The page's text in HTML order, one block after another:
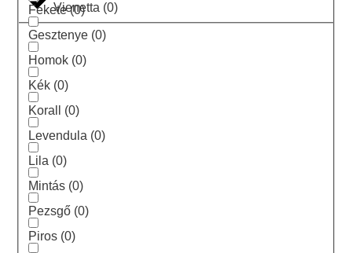
Vienetta (0)
Fekete(0)
Gesztenye (0)
Homok (0)
Kék (0)
Korall (0)
Levendula (0)
Lila (0)
Mintás (0)
Pezsgő (0)
Piros (0)